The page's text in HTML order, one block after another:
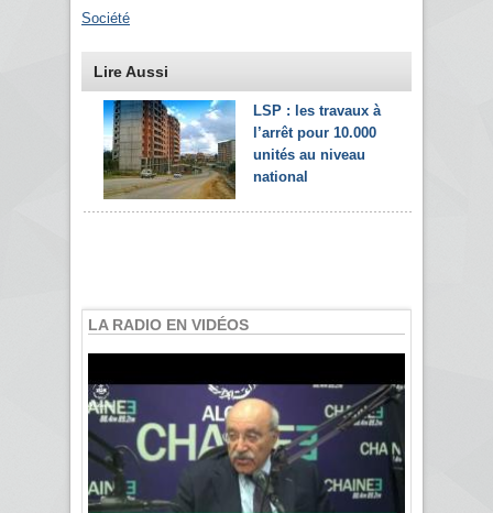
Société
Lire Aussi
LSP : les travaux à
l’arrêt pour 10.000
unités au niveau
national
LA RADIO EN VIDÉOS